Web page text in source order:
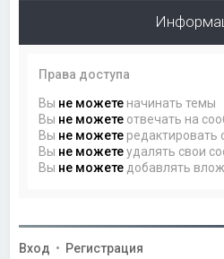
Права доступа
Вы не можете начинать темы
Вы не можете отвечать на
Вы не можете редактировать
Вы не можетеудалять свои
Вы не можете добавлять
Вход • Регистрация